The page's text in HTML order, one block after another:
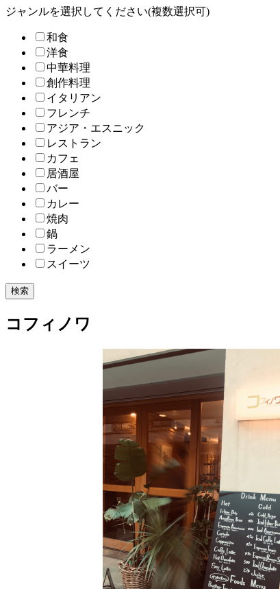
ジャンルを選択してください(複数選択可)
和食
洋食
中華料理
創作料理
イタリアン
フレンチ
アジア・エスニック
レストラン
カフェ
居酒屋
バー
カレー
焼肉
鍋
ラーメン
スイーツ
検索
コフィノワ